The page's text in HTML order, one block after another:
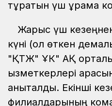
тұратын үш құрама
Жарыс үш
күні (ол өткен
"ҚТЖ" ҰК" АҚ
қызметкерлері
анықталды. Екінші
филиалдарының